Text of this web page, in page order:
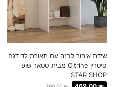
שידת איפור לבנה עם תאורת לד דגם
סיטרין Citrine מבית סטאר שופ
STAR SHOP
790.00₪